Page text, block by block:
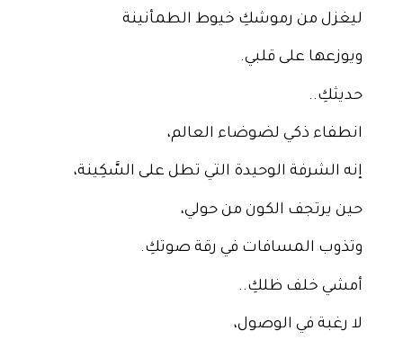
ليغزل من رموشكِ خيوط الطمأنينة
ويوزعها على قلبي.
حديثكِ..
انطفاء ذكي لضوضاء العالم،
إنه الشرفة الوحيدة التي تطل على السَّكِينة،
حين يرتجف الكون من حولي،
وتذوب المسافات في رقة صوتكِ.
أمشي خلف ظلكِ..
لا رغبة في الوصول،